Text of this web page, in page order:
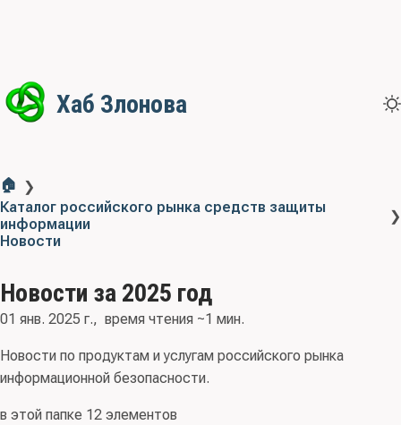
Хаб Злонова
🏠 ❯
Каталог российского рынка средств защиты
информации
❯
Новости
Новости за 2025 год
01 янв. 2025 г. время чтения ~1 мин.
Новости по продуктам и услугам российского рынка
информационной безопасности.
в этой папке 12 элементов